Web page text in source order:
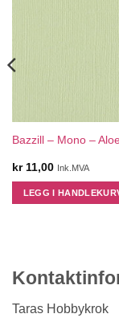
Bazzill – Mono –
kr11,00 Ink.MVA
LEGG I
Taras Hobbykrok